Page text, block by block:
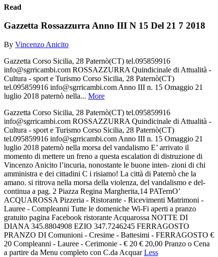
Read
Gazzetta Rossazzurra Anno III N 15 Del 21 7 2018
By Vincenzo Anicito
Gazzetta Corso Sicilia, 28 Paternò(CT) tel.095859916
info@sgrricambi.com ROSSAZZURRA Quindicinale di Attualità -
Cultura - sport e Turismo Corso Sicilia, 28 Paternò(CT)
tel.095859916 info@sgrricambi.com Anno III n. 15 Omaggio 21
luglio 2018 paternò nella... More
Gazzetta Corso Sicilia, 28 Paternò(CT) tel.095859916
info@sgrricambi.com ROSSAZZURRA Quindicinale di Attualità -
Cultura - sport e Turismo Corso Sicilia, 28 Paternò(CT)
tel.095859916 info@sgrricambi.com Anno III n. 15 Omaggio 21
luglio 2018 paternò nella morsa del vandalismo E’ arrivato il
momento di mettere un freno a questa escalation di distruzione di
Vincenzo Anicito l’incuria, nonostante le buone inten- zioni di chi
amministra e dei cittadini C i risiamo! La città di Paternò che la
amano. si ritrova nella morsa della violenza, del vandalismo e del-
continua a pag. 2 Piazza Regina Margherita,14 PATernO’
ACQUAROSSA Pizzeria - Ristorante - Ricevimenti Matrimoni -
Lauree - Compleanni Tutte le domeniche Wi-Fi aperti a pranzo
gratuito pagina Facebook ristorante Acquarossa NOTTE DI
DIANA 345.8804908 EZIO 347.7246245 FERRAGOSTO
PRANZO DI Comunioni - Cresime - Battesimi - FERRAGOSTO €
20 Compleanni - Lauree - Cerimonie - € 20 € 20,00 Pranzo o Cena
a partire da Menu completo con C.da AcquarLess